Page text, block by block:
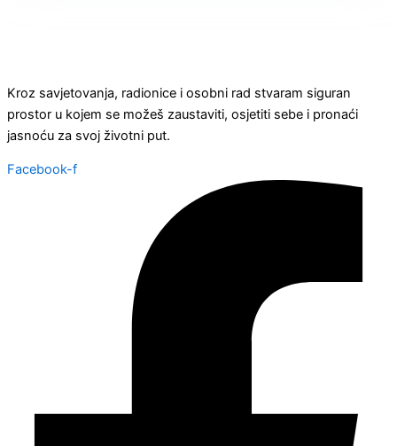
Kroz savjetovanja, radionice i osobni rad stvaram siguran
prostor u kojem se možeš zaustaviti, osjetiti sebe i pronaći
jasnoću za svoj životni put.
Facebook-f